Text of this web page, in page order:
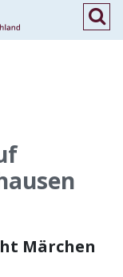
Märchen